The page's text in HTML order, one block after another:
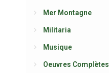
Mer Montagne
Militaria
Musique
Oeuvres Complètes